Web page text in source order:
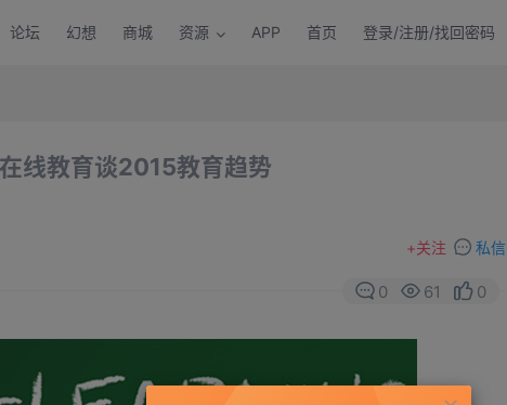
论坛 幻想 商城 资源 APP 首页 登录/注册/找回密码
线教育谈2015教育趋势
+关注 私信
0 61 0